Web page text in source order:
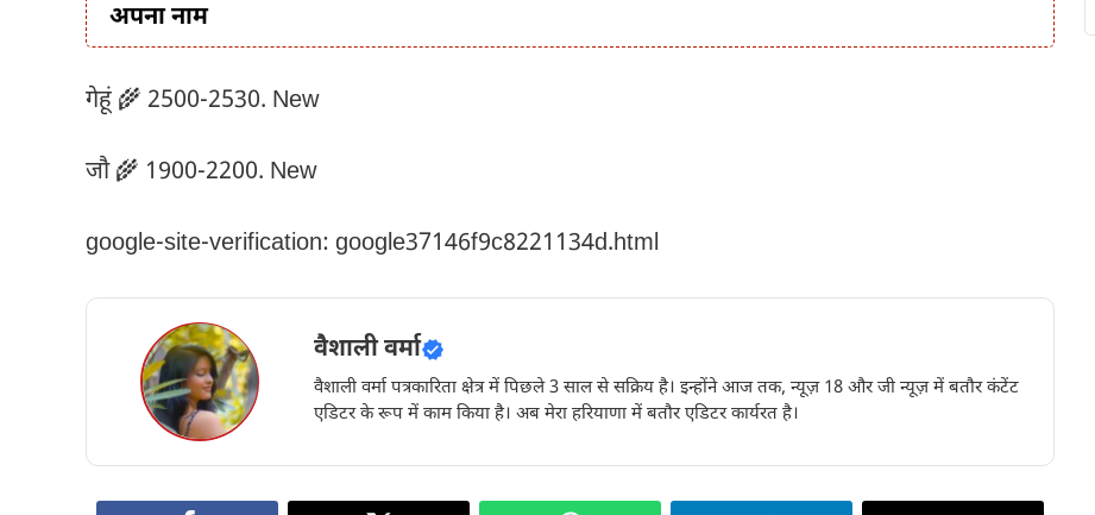
अपना नाम
गेहूं 🌾 2500-2530. New
जौ 🌾 1900-2200. New
google-site-verification: google37146f9c8221134d.html
वैशाली वर्मा
वैशाली वर्मा पत्रकारिता क्षेत्र में पिछले 3 साल से सक्रिय है। इन्होंने आज तक, न्यूज़ 18 और जी न्यूज़ में बतौर कंटेंट
एडिटर के रूप में काम किया है। अब मेरा हरियाणा में बतौर एडिटर कार्यरत है।